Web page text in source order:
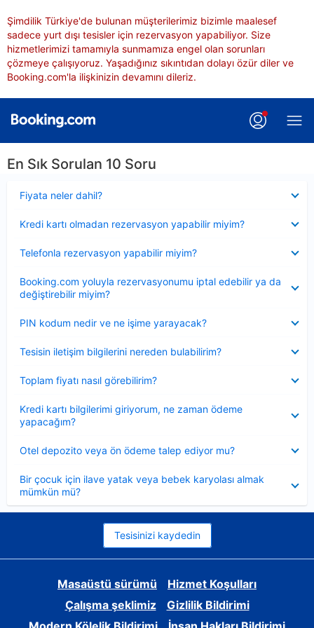
Şimdilik Türkiye'de bulunan müşterilerimiz bizimle maalesef
sadece yurt dışı tesisler için rezervasyon yapabiliyor. Size
hizmetlerimizi tamamıyla sunmamıza engel olan sorunları
çözmeye çalışıyoruz. Yaşadığınız sıkıntıdan dolayı özür diler ve
Booking.com'la ilişkinizin devamını dileriz.
En Sık Sorulan 10 Soru
Fiyata neler dahil?
Kredi kartı olmadan rezervasyon yapabilir miyim?
Telefonla rezervasyon yapabilir miyim?
Booking.com yoluyla rezervasyonumu iptal edebilir ya da
değiştirebilir miyim?
PIN kodum nedir ve ne işime yarayacak?
Tesisin iletişim bilgilerini nereden bulabilirim?
Toplam fiyatı nasıl görebilirim?
Kredi kartı bilgilerimi giriyorum, ne zaman ödeme
yapacağım?
Otel depozito veya ön ödeme talep ediyor mu?
Bir çocuk için ilave yatak veya bebek karyolası almak
mümkün mü?
Tesisinizi kaydedin
Masaüstü sürümü
Hizmet Koşulları
Çalışma şeklimiz
Gizlilik Bildirimi